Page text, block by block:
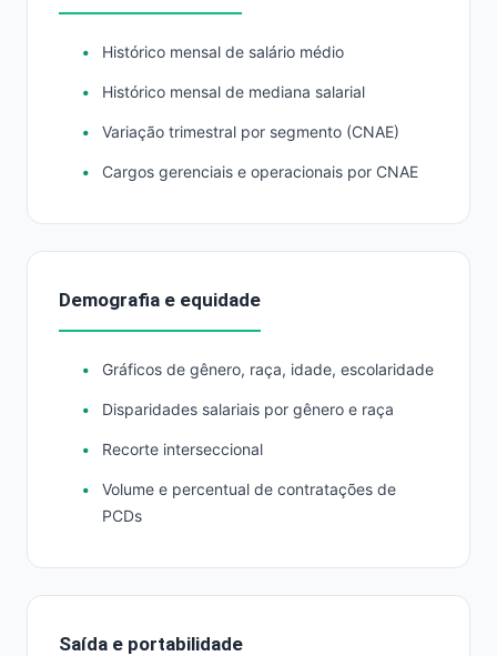
Histórico mensal de salário médio
Histórico mensal de mediana salarial
Variação trimestral por segmento (CNAE)
Cargos gerenciais e operacionais por CNAE
Demografia e equidade
Gráficos de gênero, raça, idade, escolaridade
Disparidades salariais por gênero e raça
Recorte interseccional
Volume e percentual de contratações de
PCDs
Saída e portabilidade